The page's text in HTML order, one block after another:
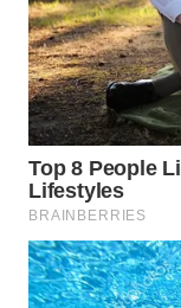
WAHANA
TRAVEL
WAHANA
TV
WAHANANEWS
ID
WAHANANEWS